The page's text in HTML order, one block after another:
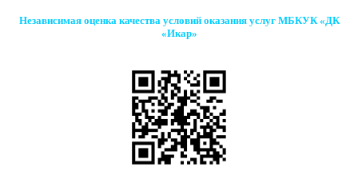
Независимая оценка качества условий оказания услуг МБКУК «ДК
«Икар»